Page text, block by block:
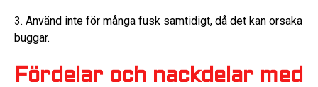
3. Använd inte för många fusk samtidigt, då det kan orsaka
buggar.
Fördelar och nackdelar med